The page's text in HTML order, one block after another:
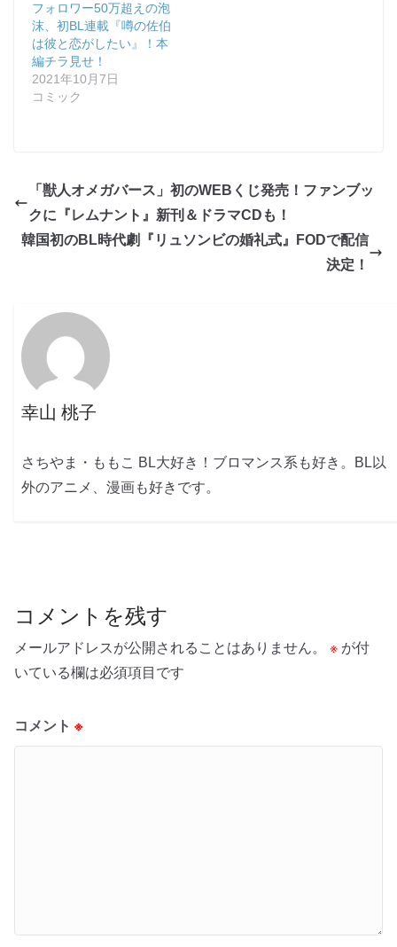
フォロワー50万超えの泡
沫、初BL連載『噂の佐伯
は彼と恋がしたい』！本
編チラ見せ！
2021年10月7日
コミック
「獣人オメガバース」初のWEBくじ発売！ファンブッ
クに『レムナント』新刊＆ドラマCDも！
韓国初のBL時代劇『リュソンビの婚礼式』FODで配信
決定！
幸山 桃子
さちやま・ももこ BL大好き！ブロマンス系も好き。BL以
外のアニメ、漫画も好きです。
コメントを残す
メールアドレスが公開されることはありません。 ※ が付
いている欄は必須項目です
コメント ※